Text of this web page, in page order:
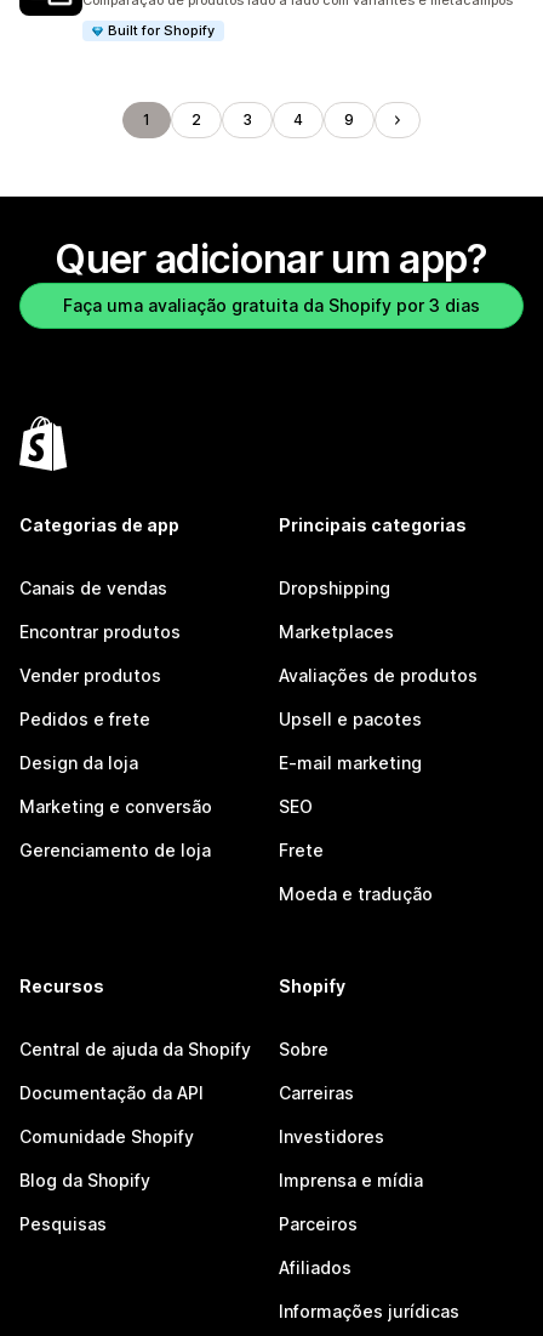
Built for Shopify
1 2 3 4 9
Quer adicionar um app?
Faça uma avaliação gratuita da Shopify por 3 dias
Categorias de app
Canais de vendas
Encontrar produtos
Vender produtos
Pedidos e frete
Design da loja
Marketing e conversão
Gerenciamento de loja
Principais categorias
Dropshipping
Marketplaces
Avaliações de produtos
Upsell e pacotes
E-mail marketing
SEO
Frete
Moeda e tradução
Recursos
Central de ajuda da Shopify
Documentação da API
Comunidade Shopify
Blog da Shopify
Pesquisas
Shopify
Sobre
Carreiras
Investidores
Imprensa e mídia
Parceiros
Afiliados
Informações jurídicas